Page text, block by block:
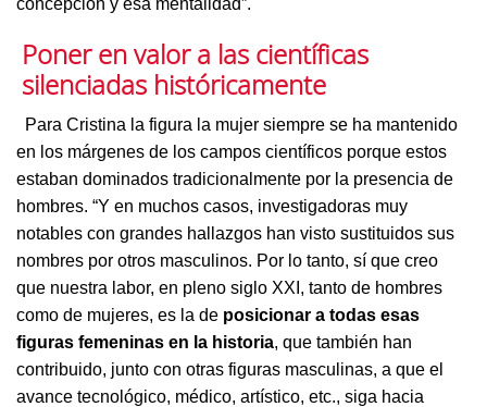
concepción y esa mentalidad”.
Poner en valor a las científicas
silenciadas históricamente
Para Cristina la figura la mujer siempre se ha mantenido
en los márgenes de los campos científicos porque estos
estaban dominados tradicionalmente por la presencia de
hombres. “Y en muchos casos, investigadoras muy
notables con grandes hallazgos han visto sustituidos sus
nombres por otros masculinos. Por lo tanto, sí que creo
que nuestra labor, en pleno siglo XXI, tanto de hombres
como de mujeres, es la de posicionar a todas esas
figuras femeninas en la historia, que también han
contribuido, junto con otras figuras masculinas, a que el
avance tecnológico, médico, artístico, etc., siga hacia